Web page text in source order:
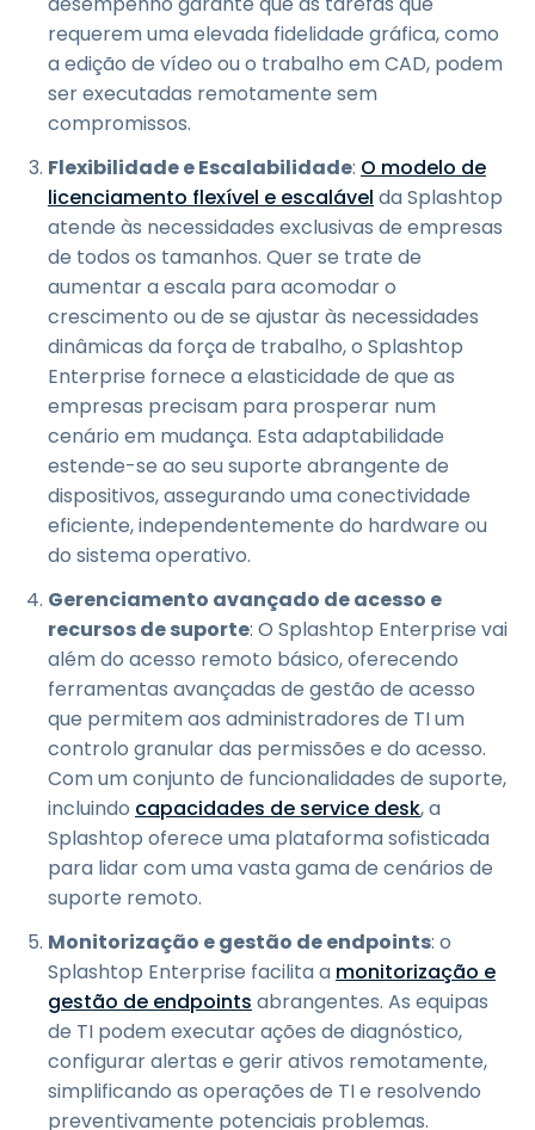
requerem uma elevada fidelidade gráfica, como
a edição de vídeo ou o trabalho em CAD, podem
ser executadas remotamente sem
compromissos.
Flexibilidade e Escalabilidade: O modelo de
licenciamento flexível e escalável da Splashtop
atende às necessidades exclusivas de empresas
de todos os tamanhos. Quer se trate de
aumentar a escala para acomodar o
crescimento ou de se ajustar às necessidades
dinâmicas da força de trabalho, o Splashtop
Enterprise fornece a elasticidade de que as
empresas precisam para prosperar num
cenário em mudança. Esta adaptabilidade
estende-se ao seu suporte abrangente de
dispositivos, assegurando uma conectividade
eficiente, independentemente do hardware ou
do sistema operativo.
Gerenciamento avançado de acesso e
recursos de suporte: O Splashtop Enterprise vai
além do acesso remoto básico, oferecendo
ferramentas avançadas de gestão de acesso
que permitem aos administradores de TI um
controlo granular das permissões e do acesso.
Com um conjunto de funcionalidades de suporte,
incluindo capacidades de service desk, a
Splashtop oferece uma plataforma sofisticada
para lidar com uma vasta gama de cenários de
suporte remoto.
Monitorização e gestão de endpoints: o
Splashtop Enterprise facilita a monitorização e
gestão de endpoints abrangentes. As equipas
de TI podem executar ações de diagnóstico,
configurar alertas e gerir ativos remotamente,
simplificando as operações de TI e resolvendo
preventivamente potenciais problemas.